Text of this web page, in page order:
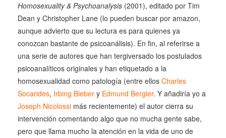
Homosexuality & Psychoanalysis (2001), editado por Tim
Dean y Christopher Lane (lo pueden buscar por amazon,
aunque advierto que su lectura es para quienes ya
conozcan bastante de psicoanálisis). En fin, al referirse a
una serie de autores que han tergiversado los postulados
psicoanalíticos originales y han etiquetado a la
homosexualidad como patología (entre ellos Charles
Socarides, Irbing Bieber y Edmund Bergler. Y añadiría yo a
Joseph Nicolossi más recientemente) el autor cierra su
intervención comentando algo que no mucha gente sabe,
pero que llama mucho la atención en la vida de uno de